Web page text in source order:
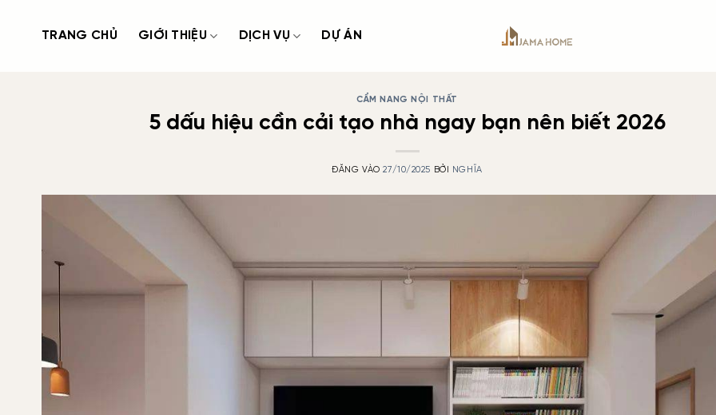
TRANG CHỦ GIỚI THIỆU DỊCH VỤ DỰ ÁN
CẨM NANG NỘI THẤT
5 dấu hiệu cần cải tạo nhà ngay bạn nên biết 2026
ĐĂNG VÀO27/10/2025 BỞI NGHĨA